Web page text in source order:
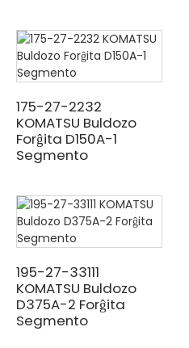
175-27-2232
KOMATSU Buldozo
Forĝita D150A-1
Segmento
195-27-33111
KOMATSU Buldozo
D375A-2 Forĝita
Segmento